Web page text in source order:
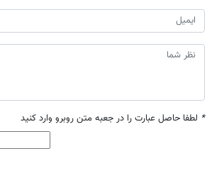
* لطفا حاصل عبارت را در جعبه متن روبرو وارد کنید